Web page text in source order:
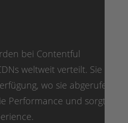
bei Contentful
weltweit verteilt. Sie
wo sie abgerufen
Performance und sorgt für